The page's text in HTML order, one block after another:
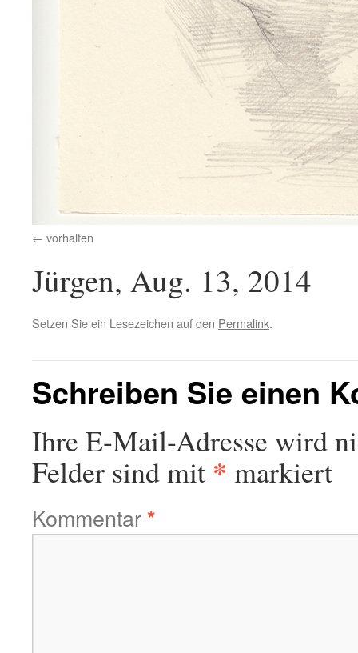
vorhalten
Jürgen, Aug. 13, 2014
Setzen Sie ein Lesezeichen auf den Permalink.
Schreiben Sie einen
Ihre E-Mail-Adresse wird
Felder sind mit * markiert
Kommentar*